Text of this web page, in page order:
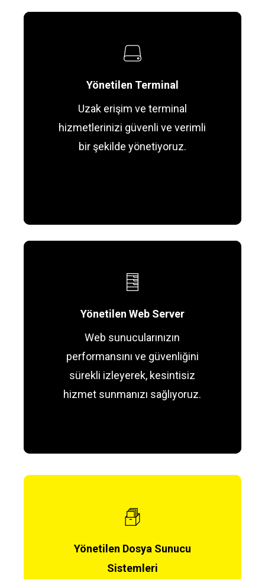
Yönetilen Terminal
Uzak erişim ve terminal
hizmetlerinizi güvenli ve verimli
bir şekilde yönetiyoruz.
Yönetilen Web Server
Web sunucularınızın
performansını ve güvenliğini
sürekli izleyerek, kesintisiz
hizmet sunmanızı sağlıyoruz.
Yönetilen Dosya Sunucu
Sistemleri